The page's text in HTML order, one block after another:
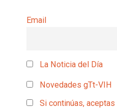
Email
La Noticia del Día
Novedades gTt-VIH
Si continúas,